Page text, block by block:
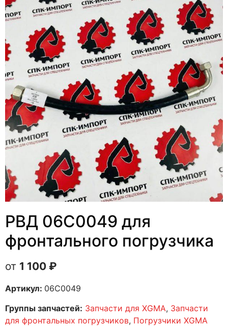
РВД 06C0049 для
фронтального погрузчика
1 100 ₽
Артикул: 06C0049
Группы запчастей: Запчасти для XGMA, Запчасти
для фронтальных погрузчиков, Погрузчики XGMA